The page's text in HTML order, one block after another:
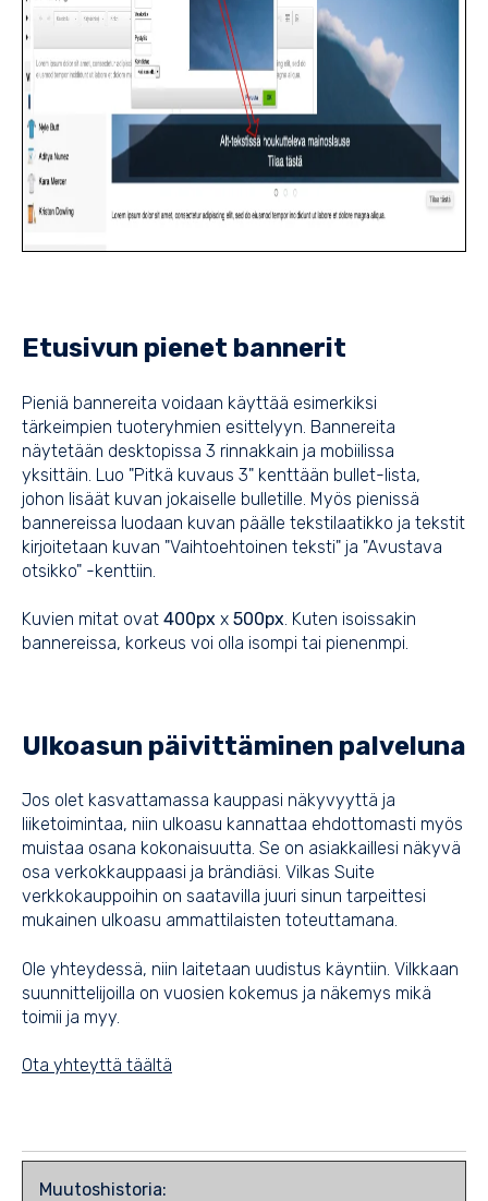
Etusivun pienet bannerit
Pieniä bannereita voidaan käyttää esimerkiksi
tärkeimpien tuoteryhmien esittelyyn. Bannereita
näytetään desktopissa 3 rinnakkain ja mobiilissa
yksittäin. Luo "Pitkä kuvaus 3" kenttään bullet-lista,
johon lisäät kuvan jokaiselle bulletille. Myös pienissä
bannereissa luodaan kuvan päälle tekstilaatikko ja tekstit
kirjoitetaan kuvan "Vaihtoehtoinen teksti" ja "Avustava
otsikko" -kenttiin.
Kuvien mitat ovat 400px x 500px. Kuten isoissakin
bannereissa, korkeus voi olla isompi tai pienenmpi.
Ulkoasun päivittäminen palveluna
Jos olet kasvattamassa kauppasi näkyvyyttä ja
liiketoimintaa, niin ulkoasu kannattaa ehdottomasti myös
muistaa osana kokonaisuutta. Se on asiakkaillesi näkyvä
osa verkokkauppaasi ja brändiäsi. Vilkas Suite
verkkokauppoihin on saatavilla juuri sinun tarpeittesi
mukainen ulkoasu ammattilaisten toteuttamana.
Ole yhteydessä, niin laitetaan uudistus käyntiin. Vilkkaan
suunnittelijoilla on vuosien kokemus ja näkemys mikä
toimii ja myy.
Ota yhteyttä täältä
Muutoshistoria: